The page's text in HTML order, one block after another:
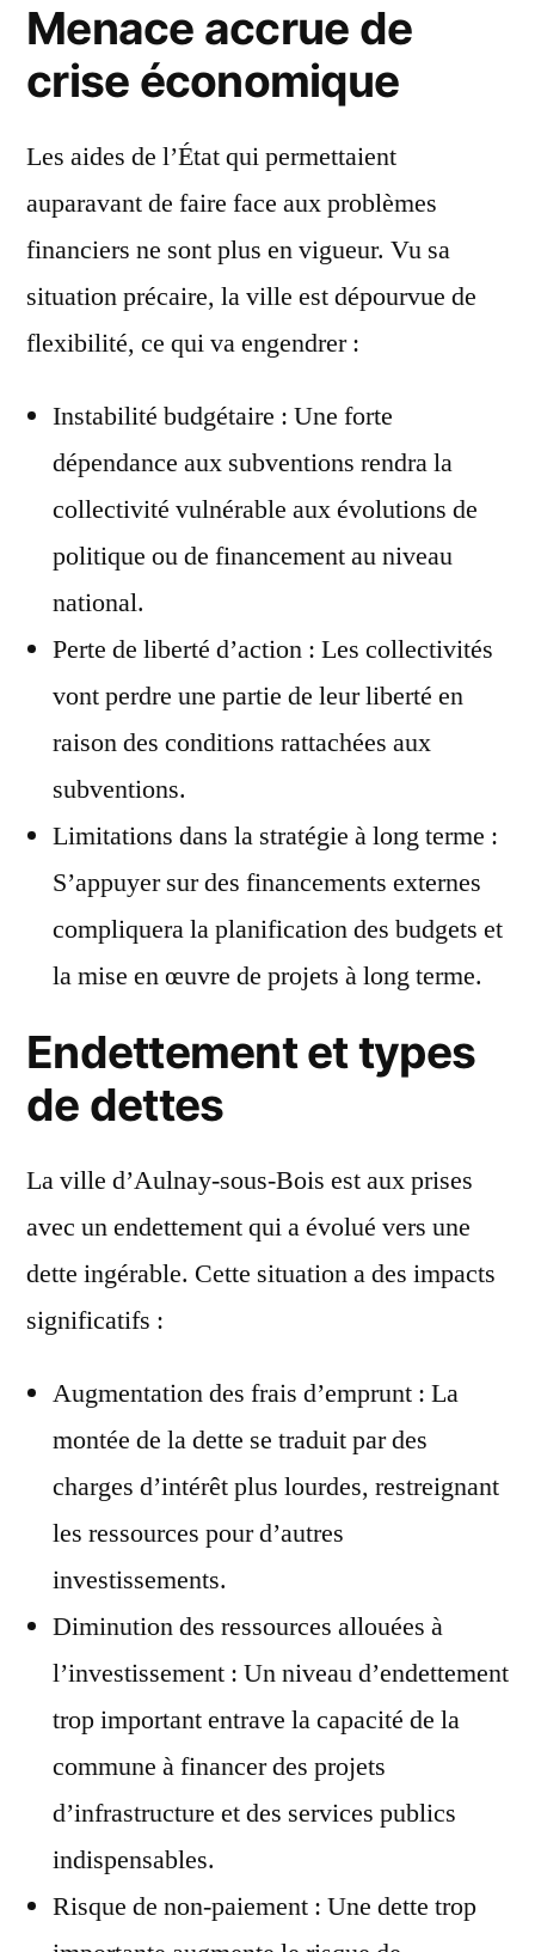
Menace accrue de
crise économique
Les aides de l’État qui permettaient
auparavant de faire face aux problèmes
financiers ne sont plus en vigueur. Vu sa
situation précaire, la ville est dépourvue de
flexibilité, ce qui va engendrer :
Instabilité budgétaire : Une forte
dépendance aux subventions rendra la
collectivité vulnérable aux évolutions de
politique ou de financement au niveau
national.
Perte de liberté d’action : Les collectivités
vont perdre une partie de leur liberté en
raison des conditions rattachées aux
subventions.
Limitations dans la stratégie à long terme :
S’appuyer sur des financements externes
compliquera la planification des budgets et
la mise en œuvre de projets à long terme.
Endettement et types
de dettes
La ville d’Aulnay-sous-Bois est aux prises
avec un endettement qui a évolué vers une
dette ingérable. Cette situation a des impacts
significatifs :
Augmentation des frais d’emprunt : La
montée de la dette se traduit par des
charges d’intérêt plus lourdes, restreignant
les ressources pour d’autres
investissements.
Diminution des ressources allouées à
l’investissement : Un niveau d’endettement
trop important entrave la capacité de la
commune à financer des projets
d’infrastructure et des services publics
indispensables.
Risque de non-paiement : Une dette trop